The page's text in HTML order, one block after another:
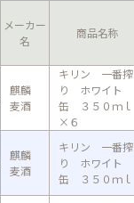
メーカー
名
商品名称
麒麟
麦酒
キリン 一番搾
り ホワイト
缶 ３５０ｍｌ
×６
麒麟
麦酒
キリン 一番搾
り ホワイト
缶 ３５０ｍｌ